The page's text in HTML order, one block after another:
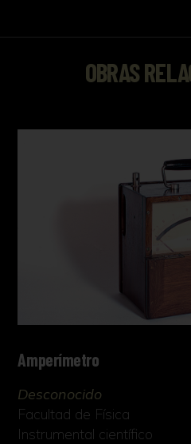
OBRAS
Amperímetro
Desconocido
Facultad de Física
Instrumental científico